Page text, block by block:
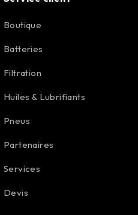
Boutique
Batteries
Filtration
Huiles & Lubrifiants
Pneus
Partenaires
Services
Devis